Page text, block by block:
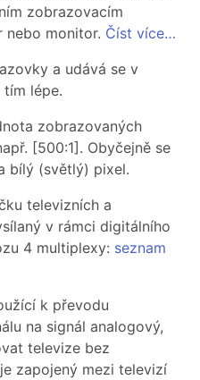
zobrazovacím
nebo monitor. Číst více…
a udává se v
lépe.
zobrazovaných
[500:1]. Obyčejně se
bílý (světlý) pixel.
televizních a
v rámci digitálního
4 multiplexy: seznam
k převodu
na signál analogový,
televize bez
zapojený mezi televizí